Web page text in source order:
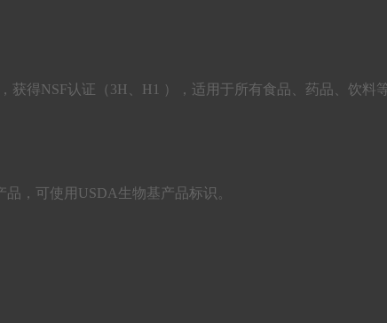
得NSF认证（3H、H1 ），适用于所有食品、药品、饮料
，可使用USDA生物基产品标识。